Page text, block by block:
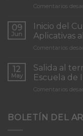
Comentarios
09
Jun
Inicio del
Aplicativas
Comentarios
12
May
Salida al
Escuela de
Comentarios
BOLETÍN DEL